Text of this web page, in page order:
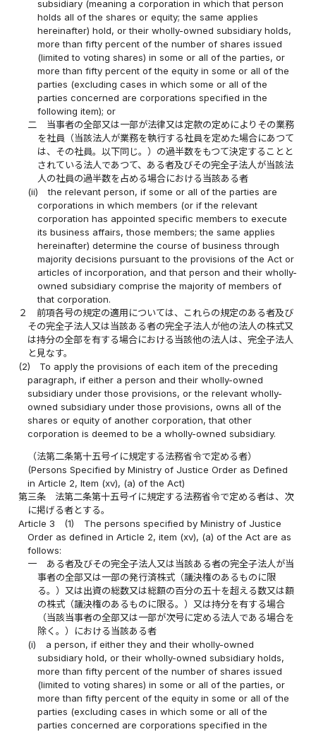
subsidiary (meaning a corporation in which that person
holds all of the shares or equity; the same applies
hereinafter) hold, or their wholly-owned subsidiary holds,
more than fifty percent of the number of shares issued
(limited to voting shares) in some or all of the parties, or
more than fifty percent of the equity in some or all of the
parties (excluding cases in which some or all of the
parties concerned are corporations specified in the
following item); or
二
当事者の全部又は一部が法律又は定款の定めによりその業務
を社員（当該法人が業務を執行する社員を定めた場合にあつて
は、その社員。以下同じ。）の過半数をもつて決定することと
されている法人であつて、ある者及びその完全子法人が当該法
人の社員の過半数を占める場合における当該ある者
(ii)
the relevant person, if some or all of the parties are
corporations in which members (or if the relevant
corporation has appointed specific members to execute
its business affairs, those members; the same applies
hereinafter) determine the course of business through
majority decisions pursuant to the provisions of the Act or
articles of incorporation, and that person and their wholly-
owned subsidiary comprise the majority of members of
that corporation.
２
前項各号の規定の適用については、これらの規定のある者及び
その完全子法人又は当該ある者の完全子法人が他の法人の株式又
は持分の全部を有する場合における当該他の法人は、完全子法人
と見なす。
(2)
To apply the provisions of each item of the preceding
paragraph, if either a person and their wholly-owned
subsidiary under those provisions, or the relevant wholly-
owned subsidiary under those provisions, owns all of the
shares or equity of another corporation, that other
corporation is deemed to be a wholly-owned subsidiary.
（法第二条第十五号イに規定する法務省令で定める者）
(Persons Specified by Ministry of Justice Order as Defined
in Article 2, Item (xv), (a) of the Act)
第三条
法第二条第十五号イに規定する法務省令で定める者は、次
に掲げる者とする。
Article 3
(1)
The persons specified by Ministry of Justice
Order as defined in Article 2, item (xv), (a) of the Act are as
follows:
一
ある者及びその完全子法人又は当該ある者の完全子法人が当
事者の全部又は一部の発行済株式（議決権のあるものに限
る。）又は出資の総数又は総額の百分の五十を超える数又は額
の株式（議決権のあるものに限る。）又は持分を有する場合
（当該当事者の全部又は一部が次号に定める法人である場合を
除く。）における当該ある者
(i)
a person, if either they and their wholly-owned
subsidiary hold, or their wholly-owned subsidiary holds,
more than fifty percent of the number of shares issued
(limited to voting shares) in some or all of the parties, or
more than fifty percent of the equity in some or all of the
parties (excluding cases in which some or all of the
parties concerned are corporations specified in the